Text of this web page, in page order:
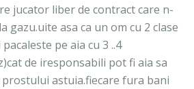
jucator liber de contract care n-
gazu.uite asa ca un om cu 2 clase
pe aia cu 3 ..4
de iresponsabili pot fi aia sa
astuia.fiecare fura bani